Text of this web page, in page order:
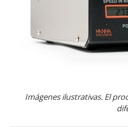
Imágenes ilustrativas. El